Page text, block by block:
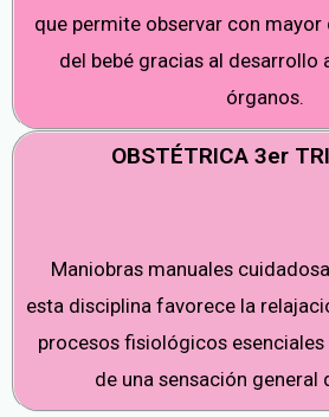
que permite observar con
del bebé gracias al desarrollo
órganos.
OBSTÉTRICA 3er
Maniobras manuales
esta disciplina favorece la
procesos fisiológicos
de una sensación general